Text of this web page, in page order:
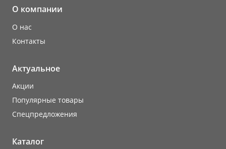
О компании
О нас
Контакты
Актуальное
Акции
Популярные товары
Cпецпредложения
Каталог